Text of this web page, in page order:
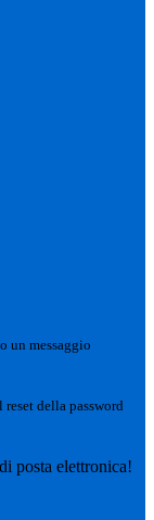
un messaggio
della password
posta elettronica!